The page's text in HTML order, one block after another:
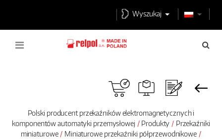
Wyszukaj
Polski producent przekaźników elektromagnetycznych i
komponentów automatyki przemysłowej
Produkty
Przekaźniki
miniaturowe
Miniaturowe przekaźniki półprzewodnikowe